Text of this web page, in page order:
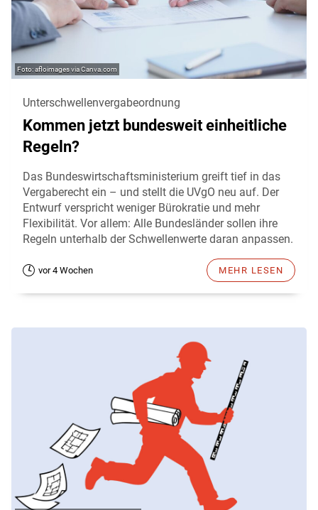
afloimages via Canva.com
Unterschwellenvergabeordnung
Kommen jetzt bundesweit einheitliche
Regeln?
Das Bundeswirtschaftsministerium greift tief in das
Vergaberecht ein – und stellt die UVgO neu auf. Der
Entwurf verspricht weniger Bürokratie und mehr
Flexibilität. Vor allem: Alle Bundesländer sollen ihre
Regeln unterhalb der Schwellenwerte daran anpassen.
vor 4 Wochen MEHR LESEN